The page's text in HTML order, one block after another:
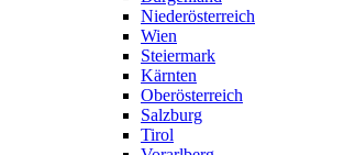
Niederösterreich
Wien
Steiermark
Kärnten
Oberösterreich
Salzburg
Tirol